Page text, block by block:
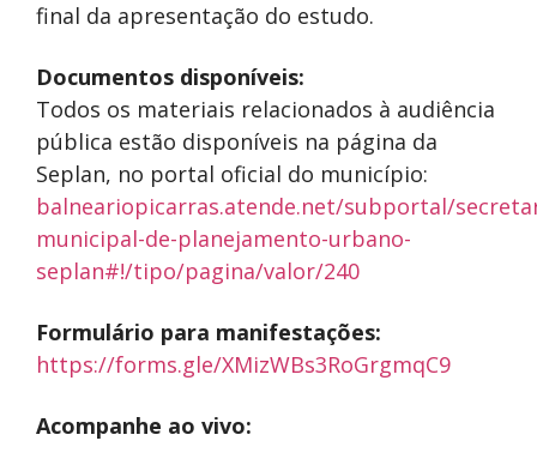
final da apresentação do estudo.
Documentos disponíveis:
Todos os materiais relacionados à audiência
pública estão disponíveis na página da
Seplan, no portal oficial do município:
balneariopicarras.atende.net/subportal/
municipal-de-planejamento-urbano-
seplan#!/tipo/pagina/valor/240
Formulário para manifestações:
https://forms.gle/XMizWBs3RoGrgmqC9
Acompanhe ao vivo: